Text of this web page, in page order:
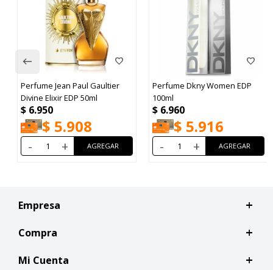
Perfume Jean Paul Gaultier
Divine Elixir EDP 50ml
$ 6.950
$ 5.908
- +
Perfume Dkny Women EDP
100ml
$ 6.960
$ 5.916
- +
Empresa
Compra
Mi Cuenta